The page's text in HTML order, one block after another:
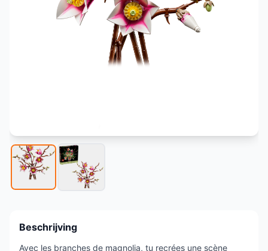
Beschrijving
Avec les branches de magnolia, tu recrées une scène